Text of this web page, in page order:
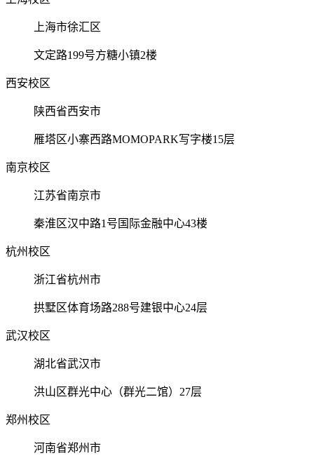
上海市徐汇区
文定路199号方糖小镇2楼
西安校区
陕西省西安市
雁塔区小寨西路MOMOPARK写字楼15层
南京校区
江苏省南京市
秦淮区汉中路1号国际金融中心43楼
杭州校区
浙江省杭州市
拱墅区体育场路288号建银中心24层
武汉校区
湖北省武汉市
洪山区群光中心（群光二馆）27层
郑州校区
河南省郑州市